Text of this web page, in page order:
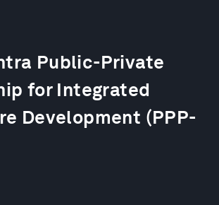
Public-Private
for Integrated
Development (PPP-